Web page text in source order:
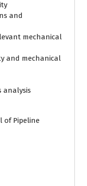
and
mechanical
and mechanical
analysis
of Pipeline